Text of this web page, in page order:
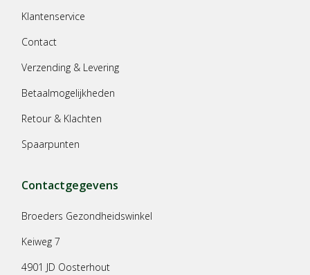
Klantenservice
Contact
Verzending & Levering
Betaalmogelijkheden
Retour & Klachten
Spaarpunten
Contactgegevens
Broeders Gezondheidswinkel
Keiweg 7
4901 JD Oosterhout